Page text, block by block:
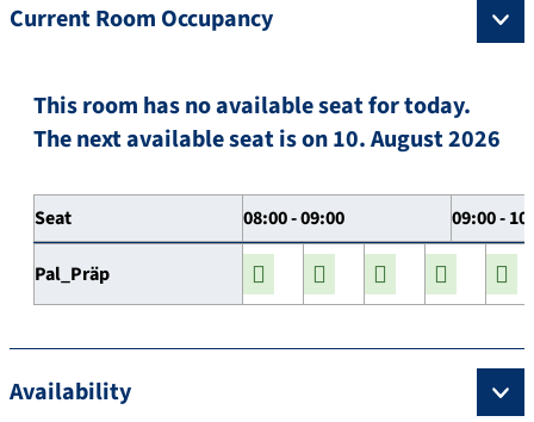
Current Room Occupancy
This room has no available seat for today.
The next available seat is on 10. August 2026
Seat 08:00 - 09:00 09:00 -
Pal_Präp
Availability